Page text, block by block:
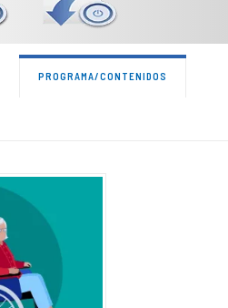
PROGRAMA/CONTENIDOS